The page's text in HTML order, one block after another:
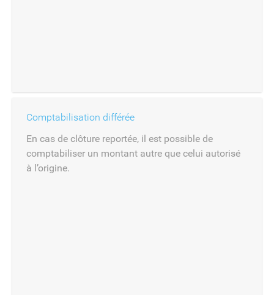
Comptabilisation différée
En cas de clôture reportée, il est possible de
comptabiliser un montant autre que celui autorisé
à l’origine.